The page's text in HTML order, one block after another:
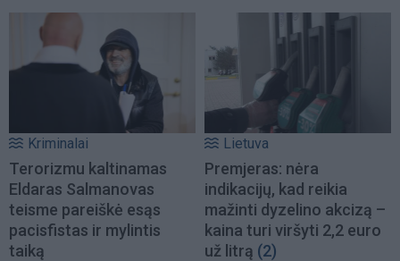
Kriminalai
Terorizmu kaltinamas
Eldaras Salmanovas
teisme pareiškė esąs
pacisfistas ir mylintis
taiką
Lietuva
Premjeras: nėra
indikacijų, kad reikia
mažinti dyzelino akcizą –
kaina turi viršyti 2,2 euro
už litrą (2)